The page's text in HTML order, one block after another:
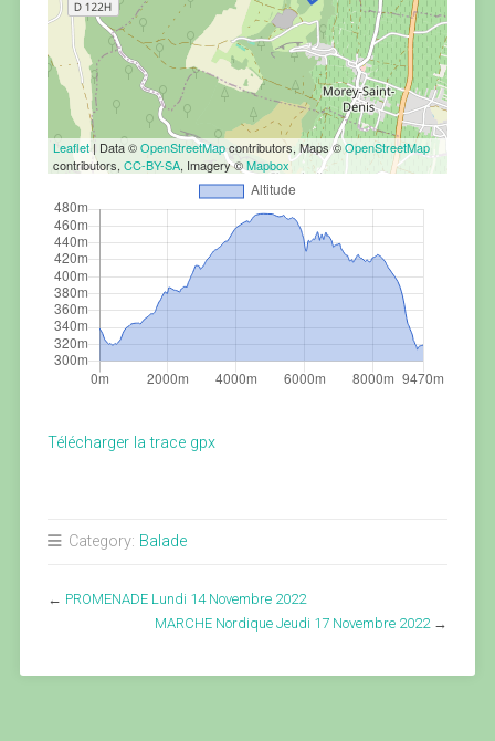
Leaflet| Data ©OpenStreetMapcontributors, Maps ©OpenStreetMap
contributors, CC-BY-SA, Imagery ©Mapbox
Télécharger la trace gpx
Category: Balade
← PROMENADE Lundi 14 Novembre 2022
MARCHE Nordique Jeudi 17 Novembre 2022→